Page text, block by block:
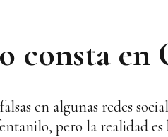
consta en
en algunas redes
pero la realidad